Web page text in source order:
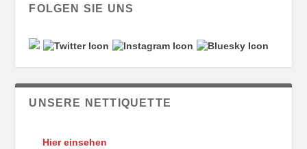
FOLGEN SIE UNS
UNSERE NETTIQUETTE
Hier einsehen